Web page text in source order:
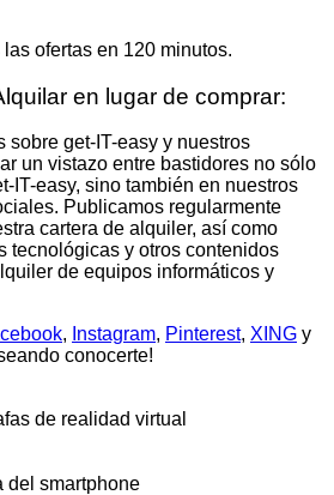
ofertas en 120 minutos.
en lugar de comprar:
sobre get-IT-easy y nuestros
un vistazo entre bastidores no sólo
IT-easy, sino también en nuestros
Publicamos regularmente
cartera de alquiler, así como
tecnológicas y otros contenidos
de equipos informáticos y
, Instagram, Pinterest, XING y
conocerte!
de realidad virtual
del smartphone